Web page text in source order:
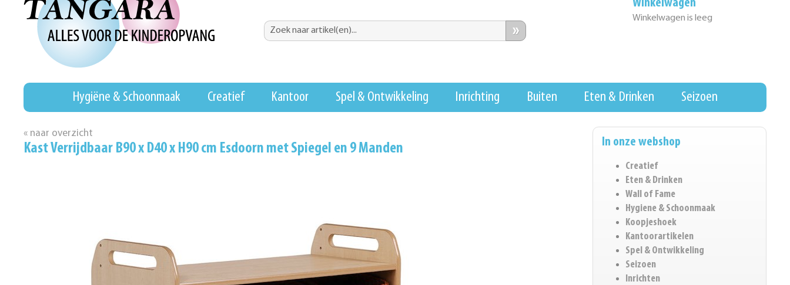
Winkelwagen
Winkelwagen is leeg
»
Hygiëne & Schoonmaak Creatief Kantoor Spel & Ontwikkeling Inrichting Buiten Eten & Drinken Seizoen
In onze webshop
Creatief
Eten & Drinken
Wall of Fame
Hygiene & Schoonmaak
Koopjeshoek
Kantoorartikelen
Spel & Ontwikkeling
Seizoen
Inrichten
« naar overzicht
Kast Verrijdbaar B90 x D40 x H90 cm Esdoorn met Spiegel en 9 Manden